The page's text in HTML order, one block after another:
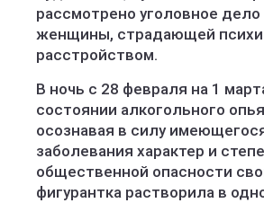
рассмотрено уголовное
женщины, страдающей
расстройством.
В ночь с 28 февраля на 1
состоянии алкогольного
осознавая в силу
заболевания характер и
общественной опасности
фигурантка растворила в